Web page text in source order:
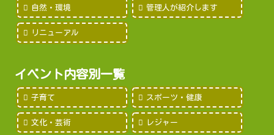
自然・環境 管理人が紹介します
リニューアル
イベント内容別一覧
子育て スポーツ・健康
文化・芸術 レジャー